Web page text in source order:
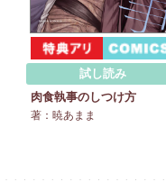
試し読み
肉食執事のしつけ方
著：暁あまま